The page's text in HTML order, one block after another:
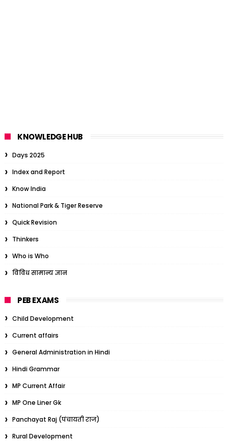
KNOWLEDGE HUB
Days 2025
Index and Report
Know India
National Park & Tiger Reserve
Quick Revision
Thinkers
Who is Who
विविध सामान्य ज्ञान
PEB EXAMS
Child Development
Current affairs
General Administration in Hindi
Hindi Grammar
MP Current Affair
MP One Liner Gk
Panchayat Raj (पंचायती राज)
Rural Development